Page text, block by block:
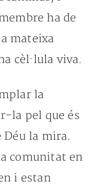
ha de
mateixa
cèl·lula viva.
la
la pel que és
Déu la mira.
comunitat en
i estan